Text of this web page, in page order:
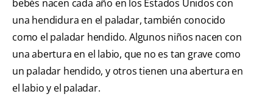
bebés nacen cada año en los Estados Unidos con
una hendidura en el paladar, también conocido
como el paladar hendido. Algunos niños nacen con
una abertura en el labio, que no es tan grave como
un paladar hendido, y otros tienen una abertura en
el labio y el paladar.